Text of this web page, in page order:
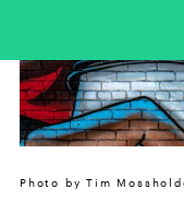
Photo by Tim